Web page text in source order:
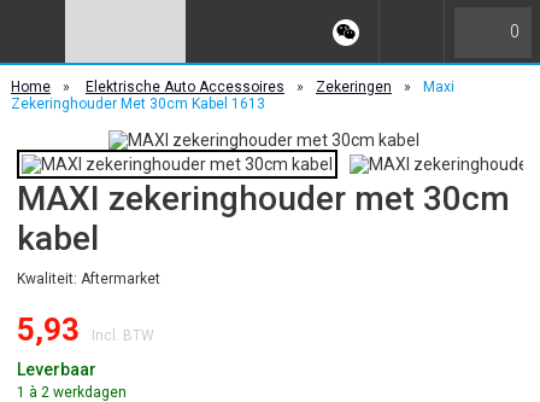
0
Home » Elektrische Auto Accessoires » Zekeringen »
Maxi
Zekeringhouder Met 30cm Kabel 1613
MAXI zekeringhouder met 30cm
kabel
Kwaliteit: Aftermarket
5,93 Incl. BTW
Leverbaar
1 à 2 werkdagen